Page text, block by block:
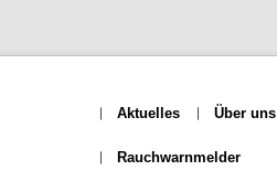
Aktuelles Über uns
Rauchwarnmelder